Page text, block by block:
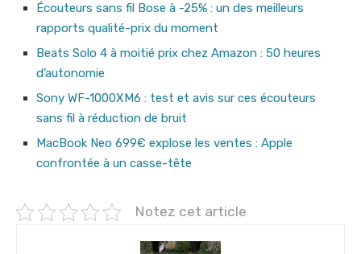
Écouteurs sans fil Bose à -25% : un des meilleurs
rapports qualité-prix du moment
Beats Solo 4 à moitié prix chez Amazon : 50 heures
d’autonomie
Sony WF-1000XM6 : test et avis sur ces écouteurs
sans fil à réduction de bruit
MacBook Neo 699€ explose les ventes : Apple
confrontée à un casse-tête
Notez cet article